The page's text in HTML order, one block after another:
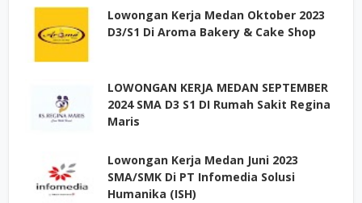
Lowongan Kerja Medan Oktober 2023
D3/S1 Di Aroma Bakery & Cake Shop
LOWONGAN KERJA MEDAN SEPTEMBER
2024 SMA D3 S1 DI Rumah Sakit Regina
Maris
Lowongan Kerja Medan Juni 2023
SMA/SMK Di PT Infomedia Solusi
Humanika (ISH)